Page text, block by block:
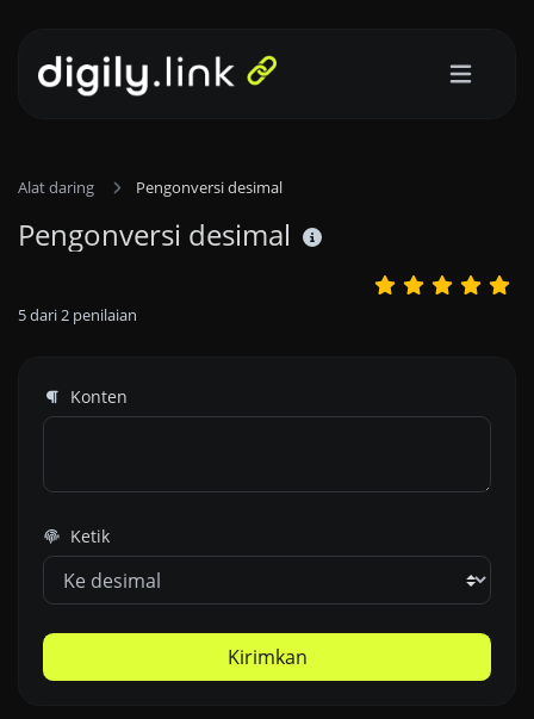
Alat daring Pengonversi desimal
Pengonversi desimal
5dari2 penilaian
Konten
Ketik
Kirimkan